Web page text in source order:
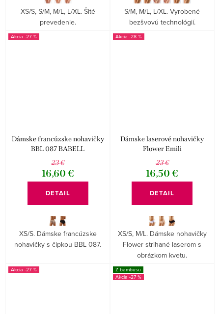
XS/S, S/M, M/L, L/XL. Šité
prevedenie.
S/M, M/L, L/XL. Vyrobené
bezšvovú technológií.
-27 %
Dámske francúzske nohavičky
BBL 087 BABELL
23 €
16,60 €
DETAIL
XS/S. Dámske francúzske
nohavičky s čipkou BBL 087.
-28 %
Dámske laserové nohavičky
Flower Emili
23 €
16,50 €
DETAIL
XS/S, M/L. Dámske nohavičky
Flower strihané laserom s
obrázkom kvetu.
-27 %
Z bambusu
-27 %